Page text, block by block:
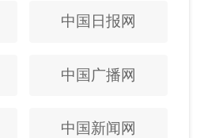
中国日报网
中国广播网
中国新闻网